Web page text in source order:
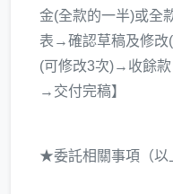
金(全款的一半)或全
表→確認草稿及修改
(可修改3次)→收餘
→交付完稿】
★委託相關事項（以